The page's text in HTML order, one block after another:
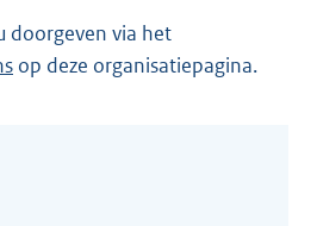
doorgeven via het
op deze organisatiepagina.